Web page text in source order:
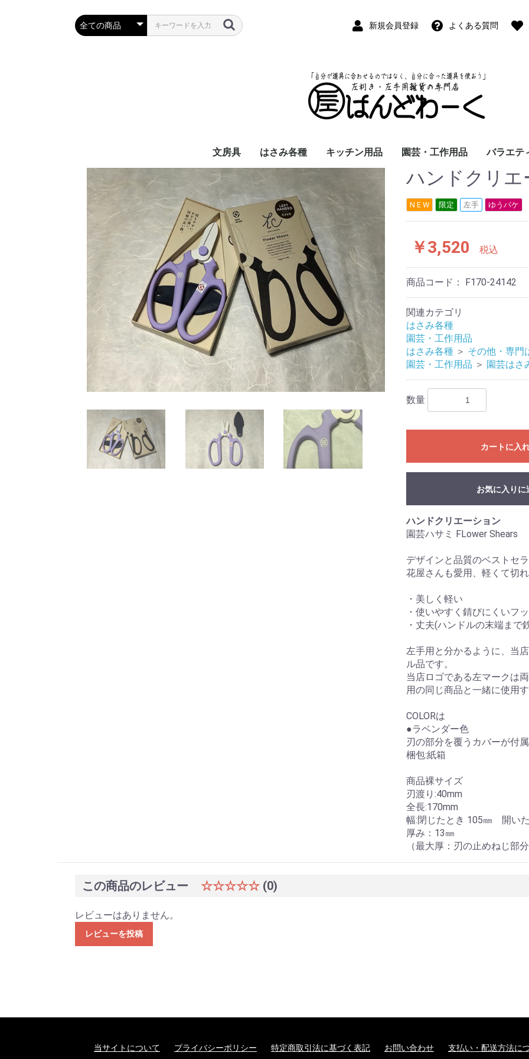
新規会員登録 よくある質問
文房具
万年筆・筆ペン
ボールペン
鉛筆・シャープペン
定規・コンパス
彫刻刀・小刀(切出刀)
事務用品
はさみ各種
学習はさみ
事務はさみ
和裁・洋裁はさみ
美容はさみ
その他・専門はさみ
キッチン用品 園芸・工作用品
草取鎌
園芸はさみ
メジャー・曲尺
カッター
工作用具・その他
バラエテ
Wallet(財
時計
デジタル
バラエテ
ファッシ
京扇子
書籍
ハンドクリエ
N E W 限定 左手 ゆうパケ
￥3,520 税込
商品コード： F170-24142
関連カテゴリ
はさみ各種
園芸・工作用品
はさみ各種 ＞ その他・専門
園芸・工作用品 ＞ 園芸はさ
数量
カートに入
お気に入りに
ハンドクリエーション
園芸ハサミ FLower Shears
デザインと品質のベストセ
花屋さんも愛用、軽くて切れ
・美しく軽い
・使いやすく錆びにくいフ
・丈夫(ハンドルの末端まで
左手用と分かるように、当
ル品です。
当店ロゴである左マークは
用の同じ商品と一緒に使用
COLORは
●ラベンダー色
刃の部分を覆うカバーが付属
梱包:紙箱
商品裸サイズ
刃渡り:40mm
全長:170mm
幅:閉じたとき 105㎜ 開い
厚み：13㎜
（最大厚：刃の止めねじ部分
この商品のレビュー ☆☆☆☆☆ (0)
レビューはありません。
レビューを投稿
当サイトについて プライバシーポリシー 特定商取引法に基づく表記 お問い合わせ 支払い・配送方法に